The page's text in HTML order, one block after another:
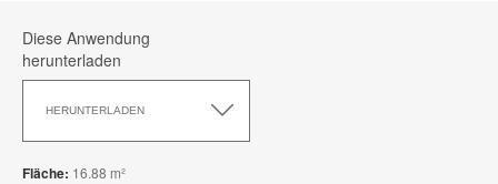
Diese Anwendung
herunterladen
HERUNTERLADEN
Anwendung
Fläche: 16.88 m²